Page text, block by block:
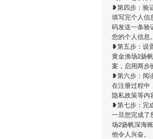
❥第四步：验
填写完个人信
码发送一条验
您的个人信息。
❥第五步：设
黄金渔场2扬
案，启用两步
❥第六步：阅
在注册过程中
隐私政策等内
❥第七步：完
一旦您完成了
场2扬帆深海
他令人兴奋。